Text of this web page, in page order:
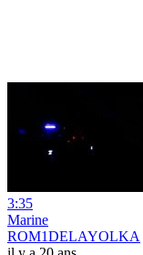
3:35
Marine
ROM1DELAYOLKA